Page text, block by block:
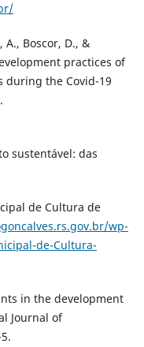
A., Boscor, D., &
practices of
during the Covid-19
sustentável: das
de Cultura de
wp-
de-Cultura-
in the development
Journal of